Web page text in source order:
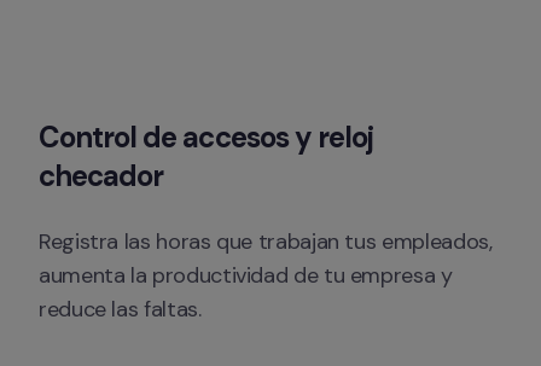
Control de accesos y reloj
checador
Registra las horas que trabajan tus empleados,
aumenta la productividad de tu empresa y
reduce las faltas.